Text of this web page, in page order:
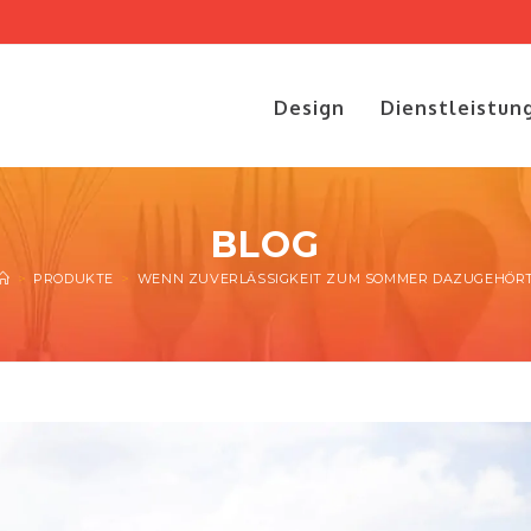
Design
BLOG
> PRODUKTE > WENN ZUVERLÄSSIGKEIT ZUM SOMMER